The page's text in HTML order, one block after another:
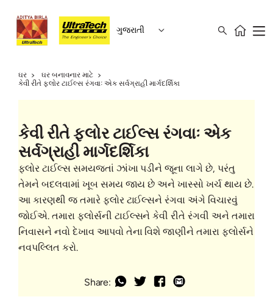
ગુજરાતી
ઘર
ઘર બનાવનાર માટે
કેવી રીતે ફ્લોર ટાઈલ્સ રંગવાઃ એક સર્વગ્રાહી માર્ગદર્શિકા
કેવી રીતે ફ્લોર ટાઈલ્સ રંગવાઃ એક
સર્વગ્રાહી માર્ગદર્શિકા
ફ્લોર ટાઈલ્સ સમયજતાં ઝાંખા પડીને જૂના લાગે છે, પરંતુ
તેમને બદલવામાં ખૂબ સમય જાય છે અને ખાસ્સો ખર્ચ થાય છે.
આ કારણથી જ તમારે ફ્લોર ટાઈલ્સને રંગવા અંગે વિચારવું
જોઈએ. તમારા ફ્લોર્સની ટાઈલ્સને કેવી રીતે રંગવી અને તમારા
નિવાસને નવો દેખાવ આપવો તેના વિશે જાણીને તમારા ફ્લોર્સને
નવપલ્લિત કરો.
Share: